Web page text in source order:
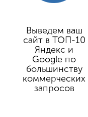
Выведем ваш
сайт в ТОП-10
Яндекс и
Google по
большинству
коммерческих
запросов